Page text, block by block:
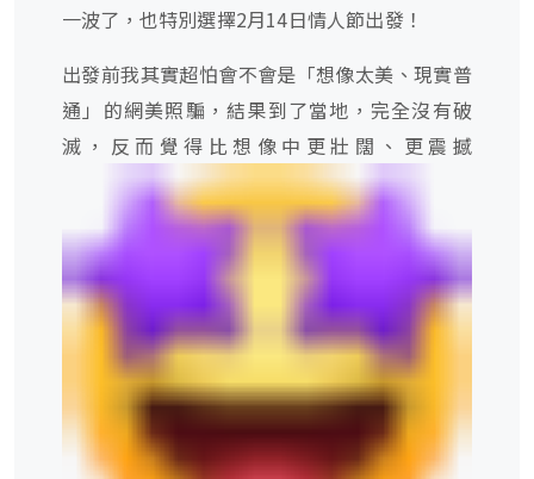
一波了，也特別選擇2月14日情人節出發！
出發前我其實超怕會不會是「想像太美、現實普
通」的網美照騙，結果到了當地，完全沒有破
滅，反而覺得比想像中更壯闊、更震撼